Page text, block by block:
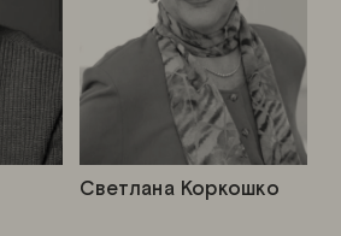
Светлана Коркошко